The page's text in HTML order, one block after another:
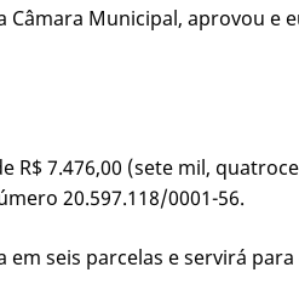
Municipal, aprovou e
R$ 7.476,00 (sete mil,
20.597.118/0001-56.
seis parcelas e servirá